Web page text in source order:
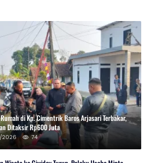
di Kp. Cimentrik Baros Arjasari Terbakar,
Ditaksir Rp600 Juta
74